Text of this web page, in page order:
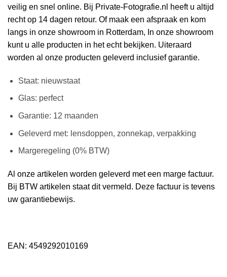
veilig en snel online. Bij Private-Fotografie.nl heeft u altijd
recht op 14 dagen retour. Of maak een afspraak en kom
langs in onze showroom in Rotterdam, In onze showroom
kunt u alle producten in het echt bekijken. Uiteraard
worden al onze producten geleverd inclusief garantie.
Staat: nieuwstaat
Glas: perfect
Garantie: 12 maanden
Geleverd met: lensdoppen, zonnekap, verpakking
Margeregeling (0% BTW)
Al onze artikelen worden geleverd met een marge factuur.
Bij BTW artikelen staat dit vermeld. Deze factuur is tevens
uw garantiebewijs.
EAN: 4549292010169